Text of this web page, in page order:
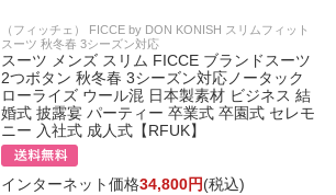
（フィッチェ） FICCE by DON KONISH スリムフィット
スーツ 秋冬春 3シーズン対応
スーツ メンズ スリム FICCE ブランドスーツ
2つボタン 秋冬春 3シーズン対応ノータック
ローライズ ウール混 日本製素材 ビジネス 結
婚式 披露宴 パーティー 卒業式 卒園式 セレモ
ニー 入社式 成人式【RFUK】
インターネット価格34,800円(税込)